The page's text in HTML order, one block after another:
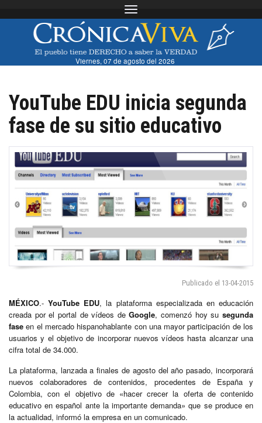
Toggle navigation
Viernes, 07 de agosto del 2026
YouTube EDU inicia segunda
fase de su sitio educativo
Publicado el 13-04-2015
MÉXICO.- YouTube EDU, la plataforma especializada en educación
creada por el portal de vídeos deGoogle, comenzó hoy susegunda
fase en el mercado hispanohablante con una mayor participación de los
usuarios y el objetivo de incorporar nuevos vídeos hasta alcanzar una
cifra total de 34.000.
La plataforma, lanzada a finales de agosto del año pasado, incorporará
nuevos colaboradores de contenidos, procedentes de España y
Colombia, con el objetivo de «hacer crecer la oferta de contenido
educativo en español ante la importante demanda» que se produce en
la actualidad, informó la empresa en un comunicado.